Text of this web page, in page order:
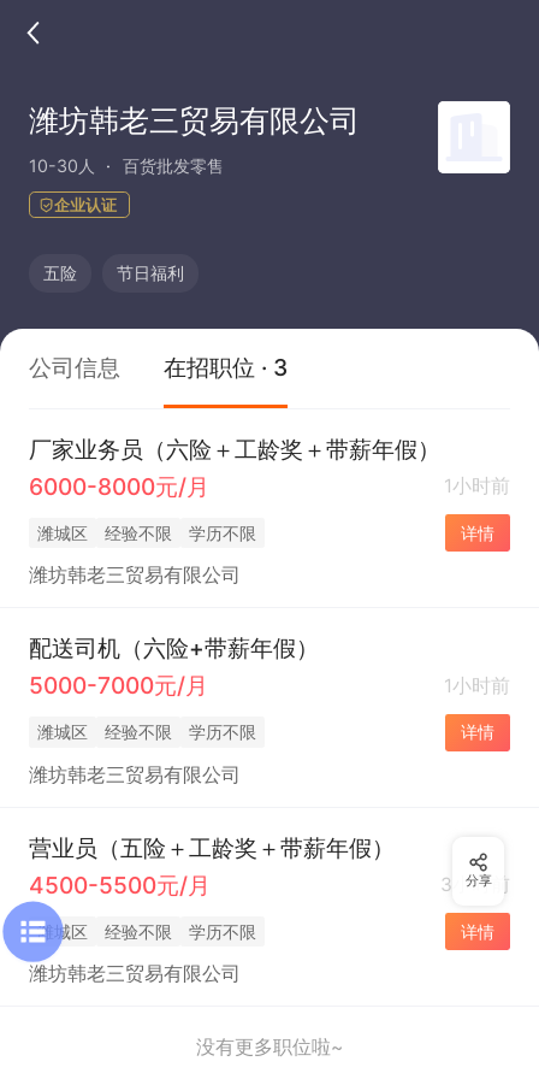
潍坊韩老三贸易有限公司
10-30人 百货批发零售
企业认证
五险 节日福利
公司信息 在招职位 · 3
厂家业务员（六险＋工龄奖＋带薪年假）
6000-8000元/月
1小时前
潍城区 经验不限 学历不限 详情
潍坊韩老三贸易有限公司
配送司机（六险+带薪年假）
5000-7000元/月
1小时前
潍城区 经验不限 学历不限 详情
潍坊韩老三贸易有限公司
营业员（五险＋工龄奖＋带薪年假）
4500-5500元/月
3小时前
潍城区 经验不限 学历不限 详情
潍坊韩老三贸易有限公司
没有更多职位啦~
分享